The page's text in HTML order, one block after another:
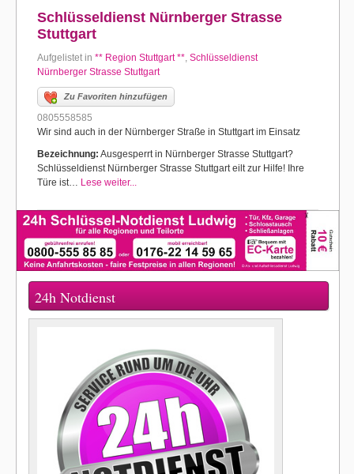
Schlüsseldienst Nürnberger Strasse
Stuttgart
Aufgelistet in ** Region Stuttgart **, Schlüsseldienst
Nürnberger Strasse Stuttgart
Zu Favoriten hinzufügen
0805558585
Wir sind auch in der Nürnberger Straße in Stuttgart im Einsatz
Bezeichnung: Ausgesperrt in Nürnberger Strasse Stuttgart?
Schlüsseldienst Nürnberger Strasse Stuttgart eilt zur Hilfe! Ihre
Türe ist… Lese weiter...
24h Notdienst